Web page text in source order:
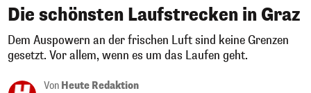
Die schönsten Laufstrecken in Graz
Dem Auspowern an der frischen Luft sind keine Grenzen
gesetzt. Vor allem, wenn es um das Laufen geht.
Von Heute Redaktion